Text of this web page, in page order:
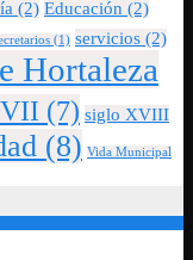
(2) Educación (2)
(1) servicios (2)
Hortaleza
(7) siglo XVIII
(8) Vida Municipal